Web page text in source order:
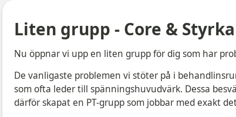
Liten grupp - Core & Styrka
Nu öppnar vi upp en liten grupp för dig som har
De vanligaste problemen vi stöter på i
som ofta leder till spänningshuvudvärk. Dessa
därför skapat en PT-grupp som jobbar med exakt